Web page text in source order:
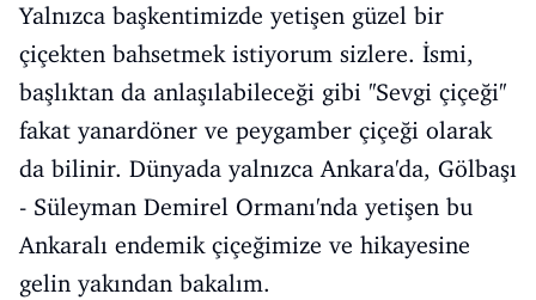
Yalnızca başkentimizde yetişen güzel bir
çiçekten bahsetmek istiyorum sizlere. İsmi,
başlıktan da anlaşılabileceği gibi ''Sevgi çiçeği''
fakat yanardöner ve peygamber çiçeği olarak
da bilinir. Dünyada yalnızca Ankara'da, Gölbaşı
- Süleyman Demirel Ormanı'nda yetişen bu
Ankaralı endemik çiçeğimize ve hikayesine
gelin yakından bakalım.